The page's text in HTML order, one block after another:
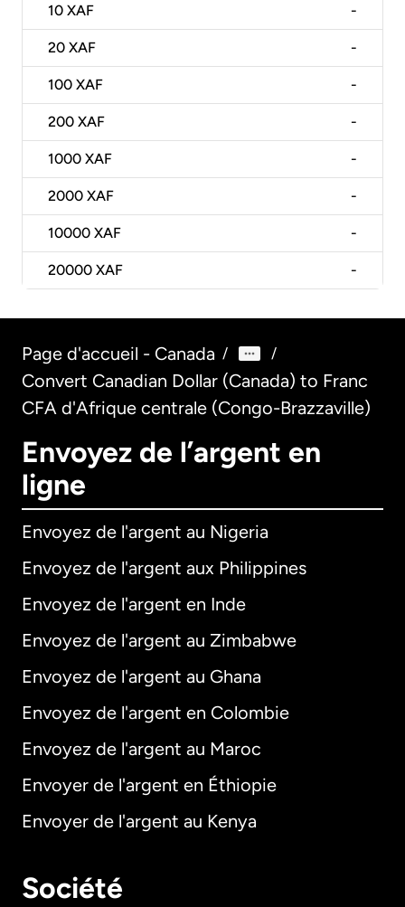
10 XAF -
20 XAF -
100 XAF -
200 XAF -
1000 XAF -
2000 XAF -
10000 XAF -
20000 XAF -
Page d'accueil - Canada / /
Convert Canadian Dollar (Canada) to Franc
CFA d'Afrique centrale (Congo-Brazzaville)
Envoyez de l’argent en
ligne
Envoyez de l'argent au Nigeria
Envoyez de l'argent aux Philippines
Envoyez de l'argent en Inde
Envoyez de l'argent au Zimbabwe
Envoyez de l'argent au Ghana
Envoyez de l'argent en Colombie
Envoyez de l'argent au Maroc
Envoyer de l'argent en Éthiopie
Envoyer de l'argent au Kenya
Société